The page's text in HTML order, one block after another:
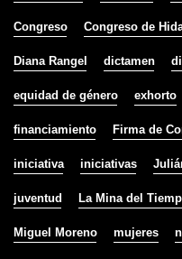
Congreso Congreso de
Diana Rangel dictamen
equidad de género exhorto
financiamiento Firma de
iniciativa iniciativas
juventud La Mina del
Miguel Moreno mujeres